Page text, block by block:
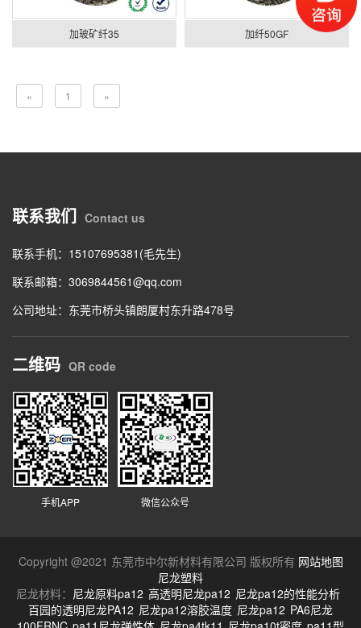
加玻矿纤35 加纤50GF
« 1 »
联系我们 Contact us
联系手机：15107695381(毛先生)
联系邮箱： 3069844561@qq.com
公司地址：东莞市桥头镇朗厦村东升路478号
二维码 QR code
手机APP 微信公众号
Copyright @2021 东莞市中尔新材料有限公司 版权所有 网站地图
尼龙塑料
尼龙材料： 尼龙原料pa12 高透明尼龙pa12 尼龙pa12的性能分析
百园的透明尼龙PA12 尼龙pa12溶胶温度 尼龙pa12 PA6尼龙